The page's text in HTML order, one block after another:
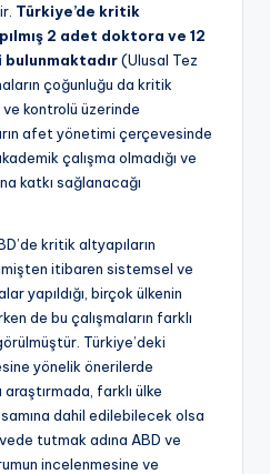
Türkiye’de kritik
2 adet doktora ve 12
(Ulusal Tez
çoğunluğu da kritik
ve kontrolü üzerinde
afet yönetimi çerçevesinde
çalışma olmadığı ve
katkı sağlanacağı
kritik altyapıların
itibaren sistemsel ve
yapıldığı, birçok ülkenin
de bu çalışmaların farklı
Türkiye’deki
yönelik önerilerde
farklı ülke
dahil edilebilecek olsa
tutmak adına ABD ve
incelenmesine ve